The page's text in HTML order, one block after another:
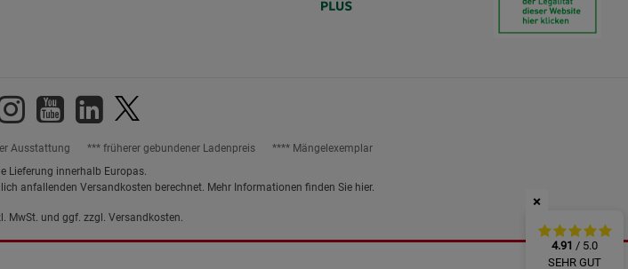
×
4.91 / 5.0
SEHR GUT
Ausstattung *** früherer gebundener Ladenpreis
**** Mängelexemplar
Lieferung innerhalb Europas.
anfallenden Versandkosten berechnet. Mehr Informationen finden Sie hier.
MwSt. und ggf. zzgl. Versandkosten.